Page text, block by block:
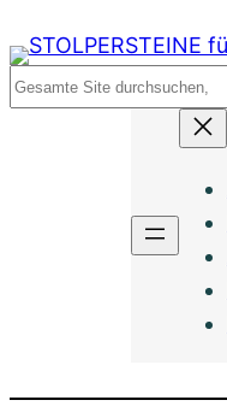
Inhalt
springen
Suchen